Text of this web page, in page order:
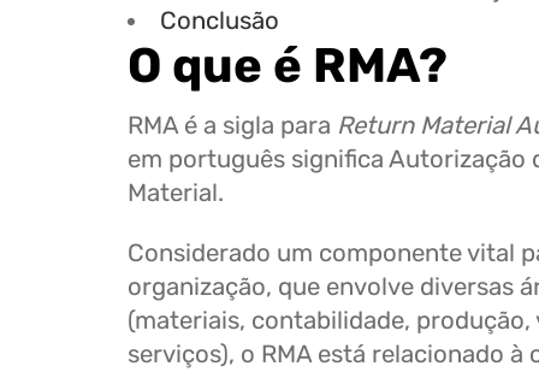
Conclusão
O que é RMA?
RMA é a sigla para Return Material
em português significa Autorização
Material.
Considerado um componente vital
organização, que envolve diversas
(materiais, contabilidade, produção,
serviços), o RMA está relacionado à